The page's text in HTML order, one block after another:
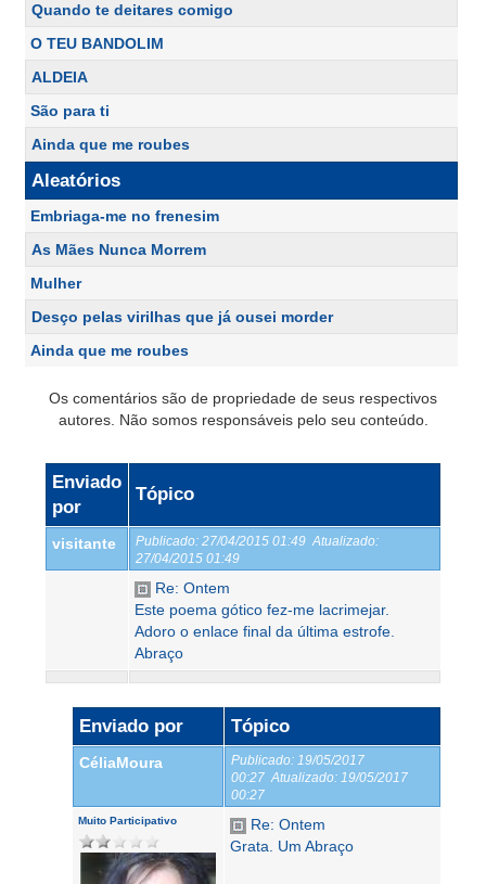
Quando te deitares comigo
O TEU BANDOLIM
ALDEIA
São para ti
Ainda que me roubes
Aleatórios
Embriaga-me no frenesim
As Mães Nunca Morrem
Mulher
Desço pelas virilhas que já ousei morder
Ainda que me roubes
Os comentários são de propriedade de seus respectivos
autores. Não somos responsáveis pelo seu conteúdo.
Enviado
por
Tópico
visitante Publicado: 27/04/2015 01:49 Atualizado:
27/04/2015 01:49
Re: Ontem
Este poema gótico fez-me lacrimejar.
Adoro o enlace final da última estrofe.
Abraço
Enviado por Tópico
CéliaMoura Publicado: 19/05/2017
00:27 Atualizado: 19/05/2017
00:27
Muito Participativo
Re: Ontem
Grata. Um Abraço